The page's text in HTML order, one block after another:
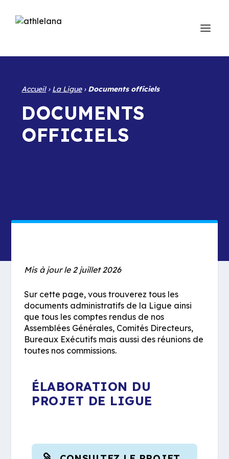
Accueil› La Ligue› Documents officiels
DOCUMENTS
OFFICIELS
Mis à jour le 2 juillet 2026
Sur cette page, vous trouverez tous les
documents administratifs de la Ligue ainsi
que tous les comptes rendus de nos
Assemblées Générales, Comités Directeurs,
Bureaux Exécutifs mais aussi des réunions de
toutes nos commissions.
ÉLABORATION DU
PROJET DE LIGUE